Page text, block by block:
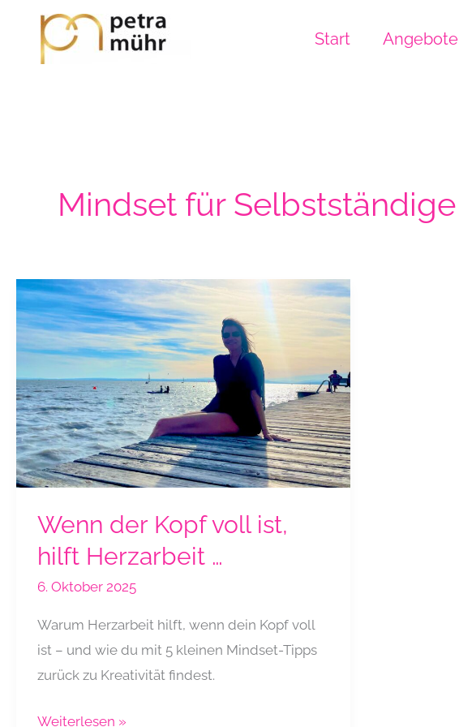
springen
Start Angebote
Mindset für Selbstständige
Wenn der Kopf voll ist,
hilft Herzarbeit …
6. Oktober 2025
Warum Herzarbeit hilft, wenn dein Kopf voll
ist – und wie du mit 5 kleinen Mindset-Tipps
zurück zu Kreativität findest.
Wenn
Weiterlesen »